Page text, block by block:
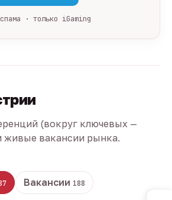
· только iGaming
(вокруг ключевых —
живые вакансии рынка.
Вакансии 188